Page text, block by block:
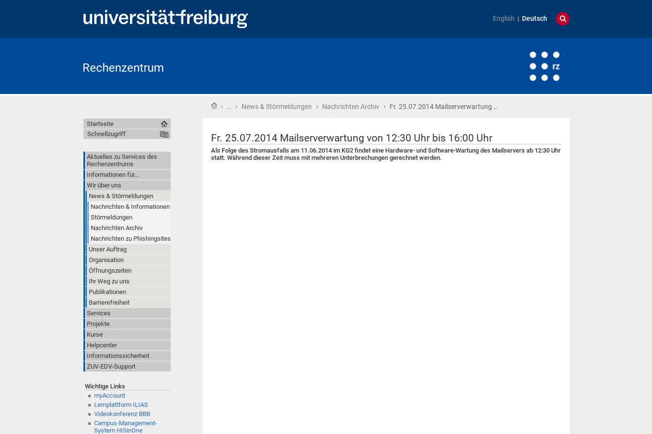
English Deutsch
Rechenzentrum
Startseite
› … › News & Störmeldungen › Nachrichten Archiv › Fr. 25.07.2014 Mailserverwartung …
Fr. 25.07.2014 Mailserverwartung von 12:30 Uhr bis 16:00 Uhr
Als Folge des Stromausfalls am 11.06.2014 im KG2 findet eine Hardware- und Software-Wartung des Mailservers ab 12:30 Uhr
statt. Während dieser Zeit muss mit mehreren Unterbrechungen gerechnet werden.
Startseite
Schnellzugriff
Aktuelles zu Services des
Rechenzentrums
Informationen für...
Wir über uns
News & Störmeldungen
Nachrichten & Informationen
Störmeldungen
Nachrichten Archiv
Nachrichten zu Phishingsites
Unser Auftrag
Organisation
Öffnungszeiten
Ihr Weg zu uns
Publikationen
Barrierefreiheit
Services
Projekte
Kurse
Helpcenter
Informationssicherheit
ZUV-EDV-Support
Wichtige Links
myAccount
Lernplattform ILIAS
Videokonferenz BBB
Campus-Management-
System HISinOne